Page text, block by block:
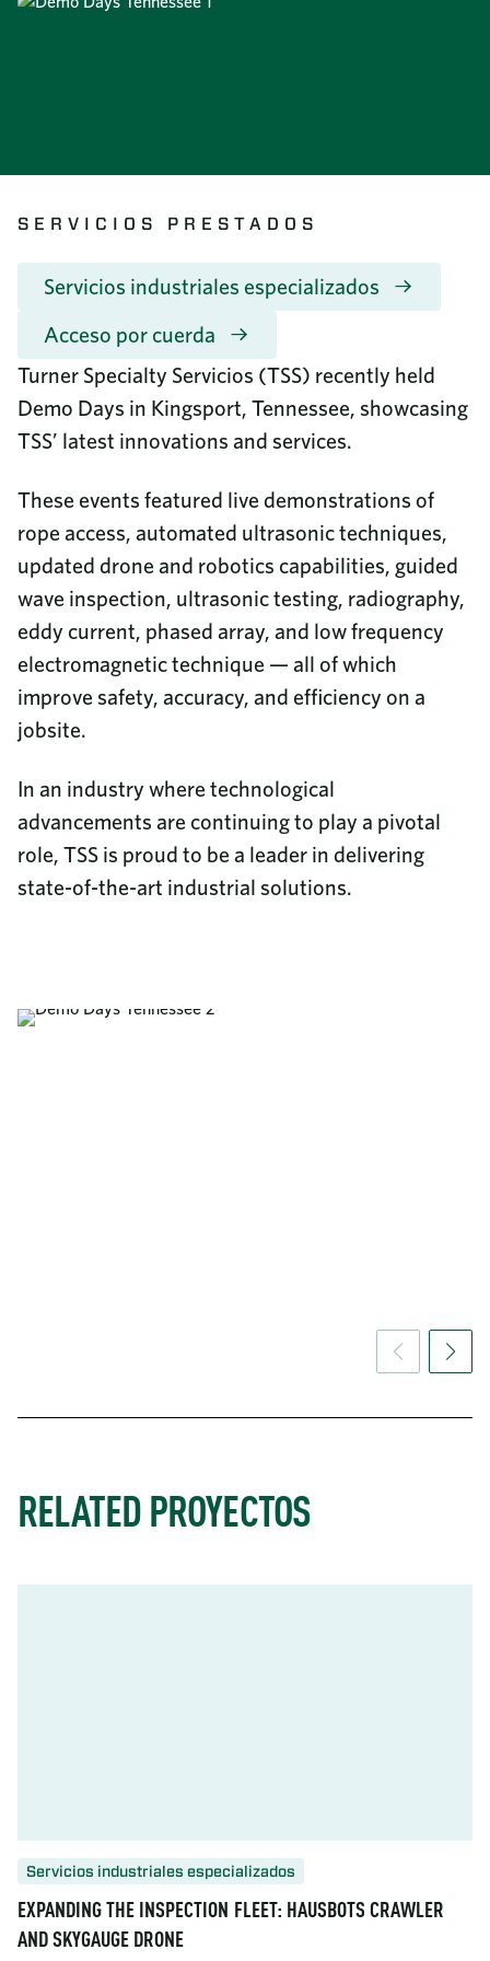
Beneficios
Noticias
Informe de Responsabilidad Corporativa
Videoteca
8687 United Plaza Blvd.
800-288-6503(Toll-Free)
Contacto
Preguntas frecuentes
Adquisiciones
Directorio telefónico
SERVICIOS PRESTADOS
Servicios industriales especializados
Acceso por cuerda
Turner Specialty Servicios (TSS) recently held
Demo Days in Kingsport, Tennessee, showcasing
TSS’ latest innovations and services.
These events featured live demonstrations of
rope access, automated ultrasonic techniques,
updated drone and robotics capabilities, guided
wave inspection, ultrasonic testing, radiography,
eddy current, phased array, and low frequency
electromagnetic technique — all of which
improve safety, accuracy, and efficiency on a
jobsite.
In an industry where technological
advancements are continuing to play a pivotal
role, TSS is proud to be a leader in delivering
state-of-the-art industrial solutions.
RELATED PROYECTOS
Servicios industriales especializados
EXPANDING THE INSPECTION FLEET: HAUSBOTS CRAWLER
AND SKYGAUGE DRONE